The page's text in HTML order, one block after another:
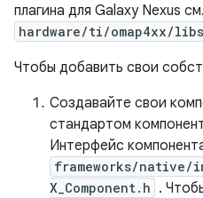
плагина для Galaxy Nexus
hardware/ti/omap4xx/
Чтобы добавить свои
Создавайте свои
стандартом
Интерфейс
frameworks/native/
X_Component.h .